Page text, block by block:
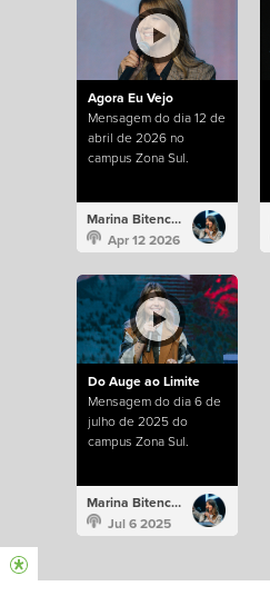
Agora Eu Vejo
Mensagem do dia 12 de
abril de 2026 no
campus Zona Sul.
Marina Bitencourt
Apr 12 2026
Do Auge ao Limite
Mensagem do dia 6 de
julho de 2025 do
campus Zona Sul.
Marina Bitencourt
Jul 6 2025